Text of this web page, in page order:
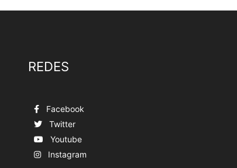
REDES
Facebook
Twitter
Youtube
Instagram